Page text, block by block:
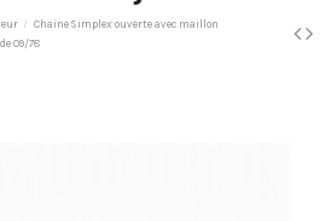
Chaine Simplex ouverte avec maillon
09/78